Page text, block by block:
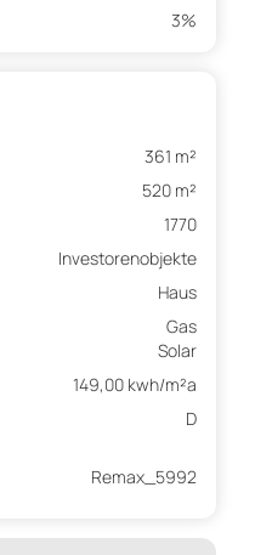
3%
361 m²
520 m²
1770
Investorenobjekte
Haus
Gas
Solar
149,00 kwh/m²a
D
Remax_5992